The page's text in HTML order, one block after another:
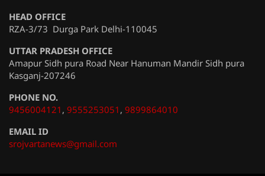
HEAD OFFICE
RZA-3/73 Durga Park Delhi-110045
UTTAR PRADESH OFFICE
Amapur Sidh pura Road Near Hanuman Mandir Sidh pura
Kasganj-207246
PHONE NO.
9456004121 , 9555253051 , 9899864010
EMAIL ID
srojvartanews@gmail.com